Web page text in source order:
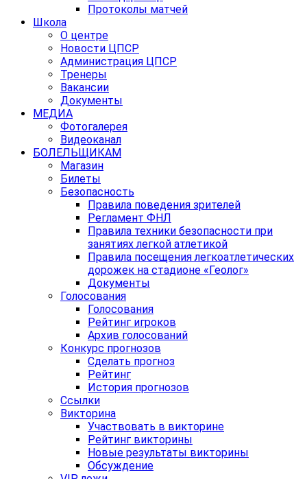
Протоколы матчей
Школа
О центре
Новости ЦПСР
Администрация ЦПСР
Тренеры
Вакансии
Документы
МЕДИА
Фотогалерея
Видеоканал
БОЛЕЛЬЩИКАМ
Магазин
Билеты
Безопасность
Правила поведения зрителей
Регламент ФНЛ
Правила техники безопасности при
занятиях легкой атлетикой
Правила посещения легкоатлетических
дорожек на стадионе «Геолог»
Документы
Голосования
Голосования
Рейтинг игроков
Архив голосований
Конкурс прогнозов
Сделать прогноз
Рейтинг
История прогнозов
Ссылки
Викторина
Участвовать в викторине
Рейтинг викторины
Новые результаты викторины
Обсуждение